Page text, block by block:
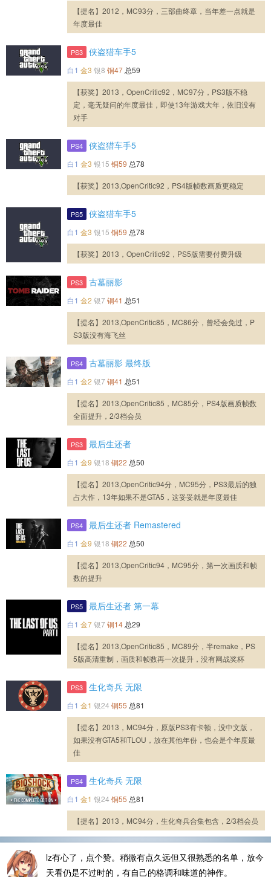
【提名】2012，MC93分，三部曲终章，当年差一点就是
年度最佳
PS3 侠盗猎车手5
白1 金3 银8 铜47 总59
【获奖】2013，OpenCritic92，MC97分，PS3版不稳
定，毫无疑问的年度最佳，即使13年游戏大年，依旧没有
对手
PS4 侠盗猎车手5
白1 金3 银15 铜59 总78
【获奖】2013,OpenCritic92，PS4版帧数画质更稳定
PS5 侠盗猎车手5
白1 金3 银15 铜59 总78
【获奖】2013，OpenCritic92，PS5版需要付费升级
PS3 古墓丽影
白1 金2 银7 铜41 总51
【提名】2013,OpenCritic85，MC86分，曾经会免过，P
S3版没有海飞丝
PS4 古墓丽影 最终版
白1 金2 银7 铜41 总51
【提名】2013,OpenCritic85，MC85分，PS4版画质帧数
全面提升，2/3档会员
PS3 最后生还者
白1 金9 银18 铜22 总50
【提名】2013,OpenCritic94分，MC95分，PS3最后的独
占大作，13年如果不是GTA5，这妥妥就是年度最佳
PS4 最后生还者 Remastered
白1 金9 银18 铜22 总50
【提名】2013,OpenCritic94，MC95分，第一次画质和帧
数的提升
PS5 最后生还者 第一幕
白1 金7银7 铜14 总29
【提名】2013,OpenCritic85，MC89分，半remake，PS
5版高清重制，画质和帧数再一次提升，没有网战奖杯
PS3 生化奇兵 无限
白1 金1 银24 铜55 总81
【提名】2013，MC94分，原版PS3有卡顿，没中文版，
如果没有GTA5和TLOU，放在其他年份，也会是个年度最
佳
PS4 生化奇兵 无限
白1 金1 银24 铜55 总81
【提名】2013，MC94分，生化奇兵合集包含，2/3档会员
lz有心了，点个赞。稍微有点久远但又很熟悉的名单，放今
天看仍是不过时的，有自己的格调和味道的神作。